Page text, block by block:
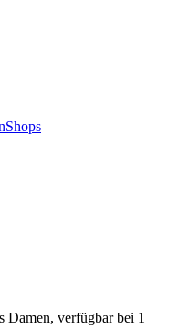
Shops
Damen, verfügbar bei 1